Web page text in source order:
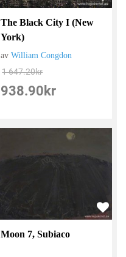
The Black City I (New
York)
avWilliam Congdon
1 647.20kr
938.90 kr
Moon 7, Subiaco